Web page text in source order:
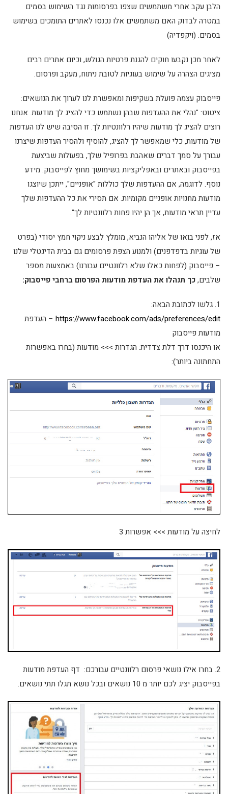
הלבן עקב אחרי משתמשים שצפו בפרסומות נגד השימוש בסמים
במטרה לבדוק האם משתמשים אלו נכנסו לאתרים התומכים בשימוש
בסמים. (ויקפדיה)
לאחר מכן נקבעו חוקים להגנת פרטיות הגולש, וכיום אתרים רבים
מציגים הצהרה על שימוש בעוגיות לטובת ניתוח, מעקב ופרסום.
פייסבוק עצמה פועלת בשקיפות ומאפשרת לנו לערוך את הנושאים:
ציטוט: "נהלי את ההעדפות שבהן נשתמש כדי להציג לך מודעות. אנחנו
רוצים להציג לך מודעות שיהיו רלוונטיות לך. זו הסיבה שיש לנו העדפות
של מודעות, כלי שמאפשר לך להציג, להוסיף ולהסיר העדפות שיצרנו
עבורך על סמך דברים שאהבת בפרופיל שלך, בפעולות שביצעת
בפייסבוק ובאתרים ובאפליקציות בשימושך מחוץ לפייסבוק. מידע
נוסף. לדוגמה, אם ההעדפות שלך כוללות "אופניים", ייתכן שיוצגו
מודעות מחנויות אופניים מקומיות. אם תסירי את כל ההעדפות שלך
עדיין תראי מודעות, אך הן יהיו פחות רלוונטיות לך".
אז, לפני בואו של אליהו הנביא, מומלץ לבצע ניקוי חמץ יסודי (בפרט
של עוגיות בדפדפנים) ולמנוע הצפת פרסומים גם בבית הדיגטלי שלנו
– פייסבוק (לפחות כאלו שלא רלוונטיים עבורנו) באמצעות מספר
שלבים,כך תנהלו את העדפת מודעות הפרסום ברחבי פייסבוק:
1. גלשו לכתובת הבאה:
https://www.facebook.com/ads/preferences/edit – העדפת
מודעות פייסבוק
או היכנסו דרך דלת צדדית: הגדרות >>> מודעות (בחרו באפשרות
התחתונה ביותר):
לחיצה על מודעות >>> אפשרות 3
2. בחרו אילו נושאי פרסום רלוונטיים עבורכם: דף העדפת מודעות
בפייסבוק יציג לכם יותר מ 10 נושאים ובכל נושא תגלו תתי נושאים.